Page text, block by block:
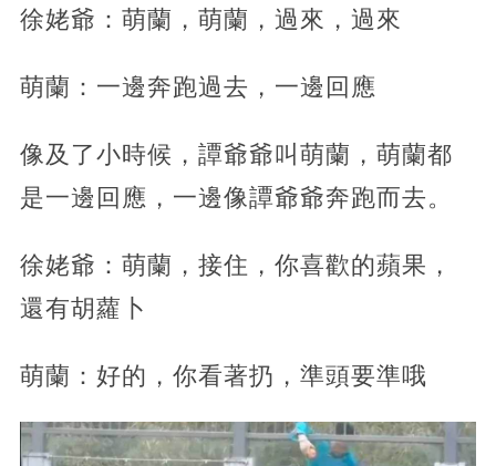
徐姥爺：萌蘭，萌蘭，過來，過來
萌蘭：一邊奔跑過去，一邊回應
像及了小時候，譚爺爺叫萌蘭，萌蘭都
是一邊回應，一邊像譚爺爺奔跑而去。
徐姥爺：萌蘭，接住，你喜歡的蘋果，
還有胡蘿卜
萌蘭：好的，你看著扔，準頭要準哦